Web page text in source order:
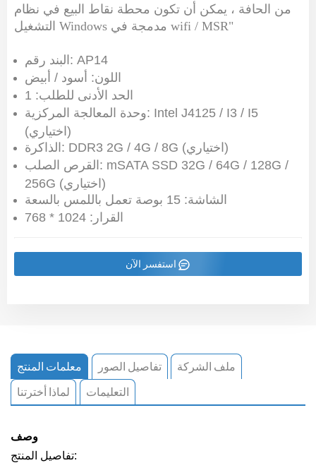
من الحافة ، يمكن أن تكون محطة نقاط البيع في نظام
التشغيل Windows مدمجة في wifi / MSR"
البند رقم: AP14
اللون: أسود / أبيض
الحد الأدنى للطلب: 1
وحدة المعالجة المركزية: Intel J4125 / I3 / I5
(اختياري)
الذاكرة: DDR3 2G / 4G / 8G (اختياري)
القرص الصلب: mSATA SSD 32G / 64G / 128G /
256G (اختياري)
الشاشة: 15 بوصة تعمل باللمس بالسعة
القرار: 1024 * 768
استفسر الآن
معلمات المنتج تفاصيل الصور
ملف الشركة
لماذا أخترتنا
التعليمات
وصف
تفاصيل المنتج: